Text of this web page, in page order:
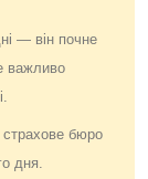
— він почне
важливо
бюро
дня.